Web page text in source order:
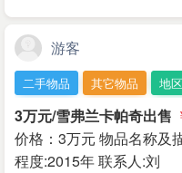
游客
二手物品 其它物品 地
3万元/雪弗兰卡帕奇出售
价格：3万元 物品名称及
程度:2015年 联系人:刘